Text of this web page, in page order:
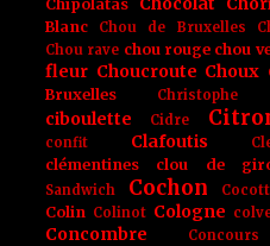
Chipolatas
Blanc
Chou de Bruxelles
Chou rave chou rouge chou
fleur Choucroute Choux
Bruxelles
Christophe
ciboulette Cidre
confit
Clafoutis
clémentines clou de
Sandwich
Cochon
Colin Colinot Cologne
Concombre Concours